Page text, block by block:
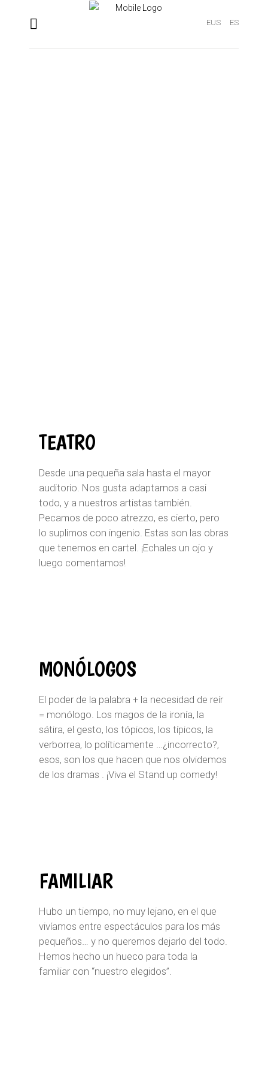
EUS ES
TEATRO
Desde una pequeña sala hasta el mayor
auditorio. Nos gusta adaptarnos a casi
todo, y a nuestros artistas también.
Pecamos de poco atrezzo, es cierto, pero
lo suplimos con ingenio. Estas son las obras
que tenemos en cartel. ¡Echales un ojo y
luego comentamos!
MONÓLOGOS
El poder de la palabra + la necesidad de reír
= monólogo. Los magos de la ironía, la
sátira, el gesto, los tópicos, los típicos, la
verborrea, lo políticamente …¿incorrecto?,
esos, son los que hacen que nos olvidemos
de los dramas . ¡Viva el Stand up comedy!
FAMILIAR
Hubo un tiempo, no muy lejano, en el que
vivíamos entre espectáculos para los más
pequeños… y no queremos dejarlo del todo.
Hemos hecho un hueco para toda la
familiar con “nuestro elegidos”.